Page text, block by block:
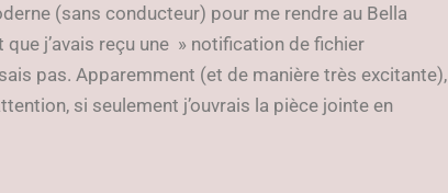
(sans conducteur) pour me rendre au Bella
que j’avais reçu une » notification de fichier
pas. Apparemment (et de manière très excitante),
si seulement j’ouvrais la pièce jointe en